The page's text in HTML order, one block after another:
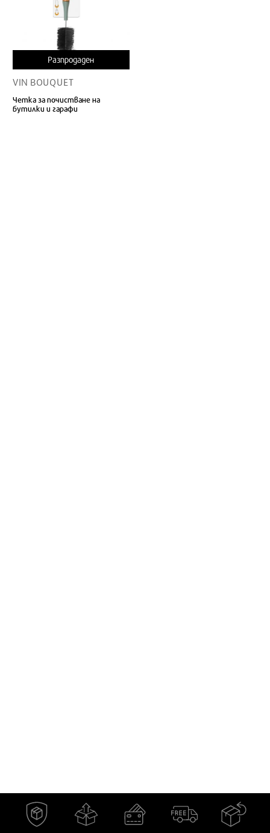
Разпродаден
VIN BOUQUET
Четка за почистване на
бутилки и гарафи